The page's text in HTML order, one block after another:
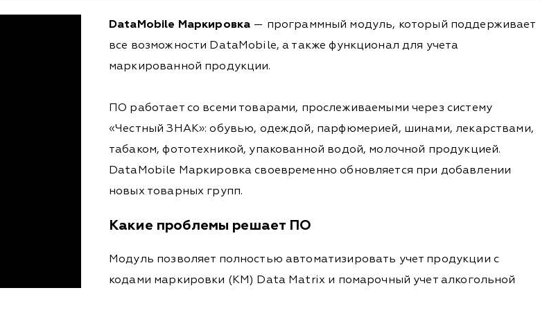
DataMobile Маркировка — программный модуль, который поддерживает
все возможности DataMobile, а также функционал для учета
маркированной продукции.
ПО работает со всеми товарами, прослеживаемыми через систему
«Честный ЗНАК»: обувью, одеждой, парфюмерией, шинами, лекарствами,
табаком, фототехникой, упакованной водой, молочной продукцией.
DataMobile Маркировка своевременно обновляется при добавлении
новых товарных групп.
Какие проблемы решает ПО
Модуль позволяет полностью автоматизировать учет продукции с
кодами маркировки (КМ) Data Matrix и помарочный учет алкогольной